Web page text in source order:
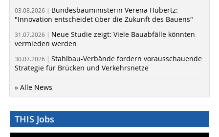
03.08.2026 | Bundesbauministerin Verena Hubertz:
"Innovation entscheidet über die Zukunft des Bauens"
31.07.2026 | Neue Studie zeigt: Viele Bauabfälle könnten
vermieden werden
30.07.2026 | Stahlbau-Verbände fordern vorausschauende
Strategie für Brücken und Verkehrsnetze
» Alle News
THIS Jobs